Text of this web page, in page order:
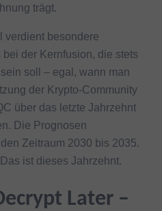
trägt.
verdient besondere
der Kernfusion, die stets
soll – egal, wann man
der Krypto-Community
über das letzte Jahrzehnt
Die Prognosen
Zeitraum 2030 bis 2035.
ist dieses Jahrzehnt.
Later –